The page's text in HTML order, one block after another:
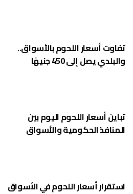
تفاوت أسعار اللحوم بالأسواق..
والبلدي يصل إلى 450 جنيهًا
تباين أسعار اللحوم اليوم بين
المنافذ الحكومية والأسواق
استقرار أسعار اللحوم في الأسواق